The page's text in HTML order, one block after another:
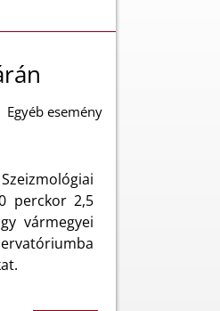
Egyéb esemény
perckor 2,5
vármegyei